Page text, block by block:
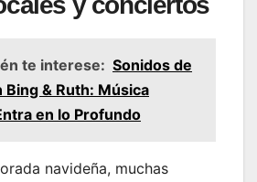
te interese: Sonidos de
Bing & Ruth: Música
en lo Profundo
navideña, muchas